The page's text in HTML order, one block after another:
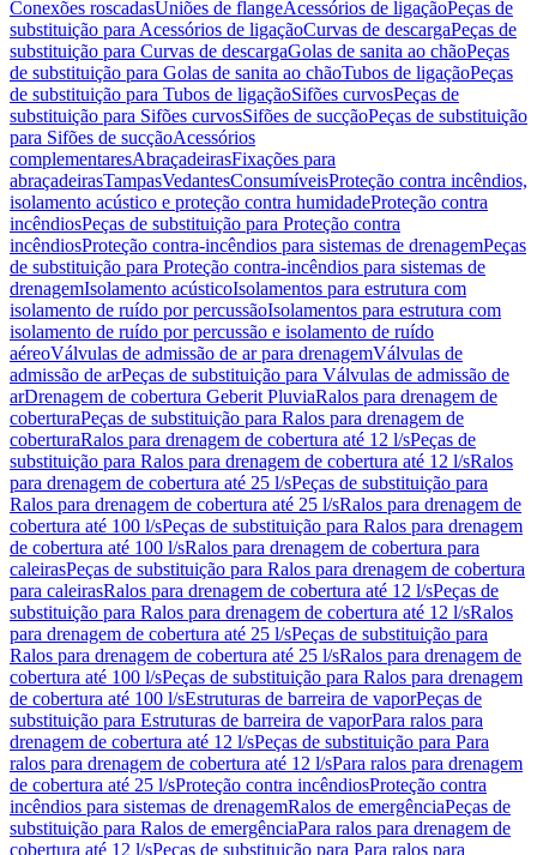
Conexões roscadasUniões de flangeAcessórios de ligaçãoPeças de
substituição para Acessórios de ligaçãoCurvas de descargaPeças de
substituição para Curvas de descargaGolas de sanita ao chãoPeças
de substituição para Golas de sanita ao chãoTubos de ligaçãoPeças
de substituição para Tubos de ligaçãoSifões curvosPeças de
substituição para Sifões curvosSifões de sucçãoPeças de substituição
para Sifões de sucçãoAcessórios
complementaresAbraçadeirasFixações para
abraçadeirasTampasVedantesConsumíveisProteção contra incêndios,
isolamento acústico e proteção contra humidadeProteção contra
incêndiosPeças de substituição para Proteção contra
incêndiosProteção contra-incêndios para sistemas de drenagemPeças
de substituição para Proteção contra-incêndios para sistemas de
drenagemIsolamento acústicoIsolamentos para estrutura com
isolamento de ruído por percussãoIsolamentos para estrutura com
isolamento de ruído por percussão e isolamento de ruído
aéreoVálvulas de admissão de ar para drenagemVálvulas de
admissão de arPeças de substituição para Válvulas de admissão de
arDrenagem de cobertura Geberit PluviaRalos para drenagem de
coberturaPeças de substituição para Ralos para drenagem de
coberturaRalos para drenagem de cobertura até 12 l/sPeças de
substituição para Ralos para drenagem de cobertura até 12 l/sRalos
para drenagem de cobertura até 25 l/sPeças de substituição para
Ralos para drenagem de cobertura até 25 l/sRalos para drenagem de
cobertura até 100 l/sPeças de substituição para Ralos para drenagem
de cobertura até 100 l/sRalos para drenagem de cobertura para
caleirasPeças de substituição para Ralos para drenagem de cobertura
para caleirasRalos para drenagem de cobertura até 12 l/sPeças de
substituição para Ralos para drenagem de cobertura até 12 l/sRalos
para drenagem de cobertura até 25 l/sPeças de substituição para
Ralos para drenagem de cobertura até 25 l/sRalos para drenagem de
cobertura até 100 l/sPeças de substituição para Ralos para drenagem
de cobertura até 100 l/sEstruturas de barreira de vaporPeças de
substituição para Estruturas de barreira de vaporPara ralos para
drenagem de cobertura até 12 l/sPeças de substituição para Para
ralos para drenagem de cobertura até 12 l/sPara ralos para drenagem
de cobertura até 25 l/sProteção contra incêndiosProteção contra
incêndios para sistemas de drenagemRalos de emergênciaPeças de
substituição para Ralos de emergênciaPara ralos para drenagem de
cobertura até 12 l/sPeças de substituição para Para ralos para